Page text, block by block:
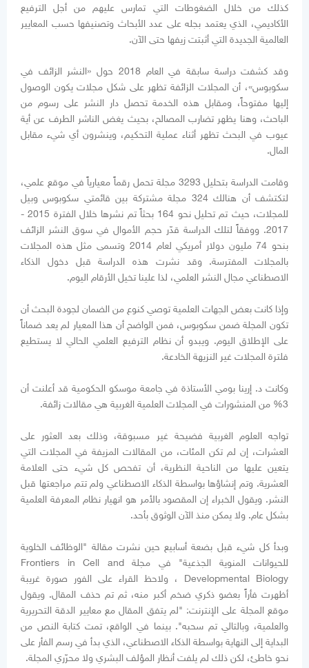
كذلك من خلال الضغوطات التي تمارس عليهم من أجل الترفيع
الأكاديمي، الذي يعتمد بجله على عدد الأبحاث وتصنيفها حسب المعايير
العالمية الجديدة التي أثبتت زيفها حتى الآن.
وقد كشفت دراسة سابقة في العام 2018 حول «النشر الزائف في
سكوبوس»، أن المجلات الزائفة تظهر على شكل مجلات يكون الوصول
إليها مفتوحاً، ومقابل هذه الخدمة تحصل دار النشر على رسوم من
الباحث، وهنا يظهر تضارب المصالح، بحيث يغض الناشر الطرف عن أية
عيوب في البحث تظهر أثناء عملية التحكيم، وينشرون أي شيء مقابل
المال.
وقامت الدراسة بتحليل 3293 مجلة تحمل رقماً معيارياً في موقع علمي،
لتكتشف أن هنالك 324 مجلة مشتركة بين قائمتي سكوبوس وبيل
للمجلات، حيث تم تحليل نحو 164 بحثاً تم نشرها خلال الفترة 2015 -
2017. ووفقاً لتلك الدراسة قدّر حجم الأموال في سوق النشر الزائف
بنحو 74 مليون دولار أمريكي لعام 2014 وتسمى مثل هذه المجلات
بالمجلات المفترسة. وقد نشرت هذه الدراسة قبل دخول الذكاء
الاصطناعي مجال النشر العلمي، لذا علينا تخيل الأرقام اليوم.
وإذا كانت بعض الجهات العلمية توصي كنوع من الضمان لجودة البحث أن
تكون المجلة ضمن سكوبوس، فمن الواضح أن هذا المعيار لم يعد ضماناً
على الإطلاق اليوم. ويبدو أن نظام الترفيع العلمي الحالي لا يستطيع
فلترة المجلات غير النزيهة الخادعة.
وكانت د. إرينا بومي الأستاذة في جامعة موسكو الحكومية قد أعلنت أن
3% من المنشورات في المجلات العلمية الغربية هي مقالات زائفة.
تواجه العلوم الغربية فضيحة غير مسبوقة، وذلك بعد العثور على
العشرات، إن لم تكن المئات، من المقالات المزيفة في المجلات التي
يتعين عليها من الناحية النظرية، أن تفحص كل شيء حتى العلامة
العشرية. وتم إنشاؤها بواسطة الذكاء الاصطناعي ولم تتم مراجعتها قبل
النشر. ويقول الخبراء إن المقصود بالأمر هو انهيار نظام المعرفة العلمية
بشكل عام. ولا يمكن منذ الآن الوثوق بأحد.
وبدأ كل شيء قبل بضعة أسابيع حين نشرت مقالة "الوظائف الخلوية
للحيوانات المنوية الجذعية" في مجلة Frontiers in Cell and
Developmental Biology ، ولاحظ القراء على الفور صورة غريبة
أظهرت فأراً بعضو ذكري ضخم أكبر منه، ثم تم حذف المقال. ويقول
موقع المجلة على الإنترنت: "لم يتفق المقال مع معايير الدقة التحريرية
والعلمية، وبالتالي تم سحبه". بينما في الواقع، تمت كتابة النص من
البداية إلى النهاية بواسطة الذكاء الاصطناعي، الذي بدأ في رسم الفأر على
نحو خاطئ، لكن ذلك لم يلفت أنظار المؤلف البشري ولا محرّري المجلة.